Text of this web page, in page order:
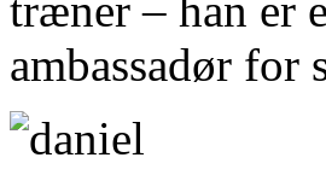
træner – han er
ambassadør for